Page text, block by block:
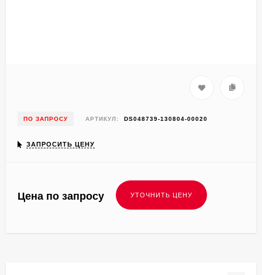
ПО ЗАПРОСУ АРТИКУЛ: DS048739-130804-00020
ЗАПРОСИТЬ ЦЕНУ
Цена по запросу